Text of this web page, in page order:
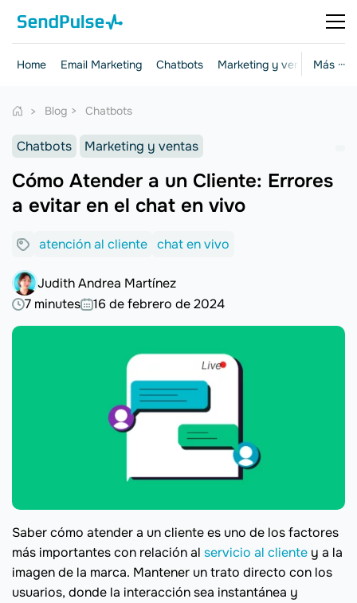
Más ···
Home Email Marketing Chatbots Marketing y ventas
Blog Chatbots
Chatbots Marketing y ventas
Cómo Atender a un Cliente: Errores
a evitar en el chat en vivo
atención al cliente chat en vivo
Judith Andrea Martínez
7 minutes
16 de febrero de 2024
Saber cómo atender a un cliente es uno de los factores
más importantes con relación al servicio al cliente y a la
imagen de la marca. Mantener un trato directo con los
usuarios, donde la interacción sea instantánea y